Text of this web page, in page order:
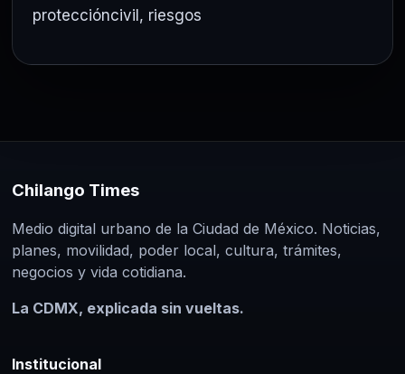
proteccióncivil , riesgos
Chilango Times
Medio digital urbano de la Ciudad de México. Noticias,
planes, movilidad, poder local, cultura, trámites,
negocios y vida cotidiana.
La CDMX, explicada sin vueltas.
Institucional